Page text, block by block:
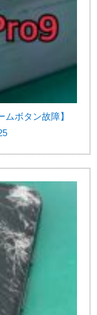
ムボタン故障】